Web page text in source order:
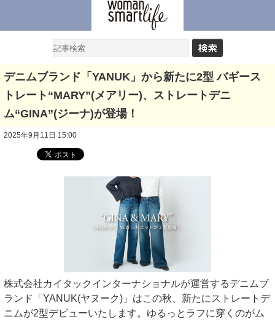
デニムブランド「YANUK」から新たに2型 バギース
トレート“MARY”(メアリー)、ストレートデニ
ム“GINA”(ジーナ)が登場！
2025年9月11日 15:00
株式会社カイタックインターナショナルが運営するデニムブ
ランド「YANUK(ヤヌーク)」はこの秋、新たにストレートデ
ニムが2型デビューいたします。ゆるっとラフに穿くのがム